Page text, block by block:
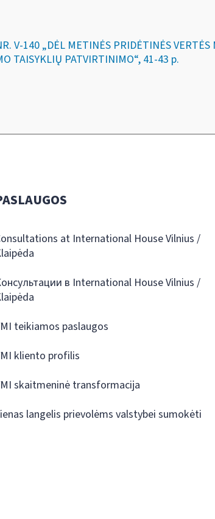
V-140 „DĖL METINĖS PRIDĖTINĖS
TAISYKLIŲ PATVIRTINIMO“, 41-43 p.
at International House Vilnius /
в International House Vilnius /
teikiamos paslaugos
kliento profilis
skaitmeninė transformacija
langelis prievolėms valstybei sumokėti